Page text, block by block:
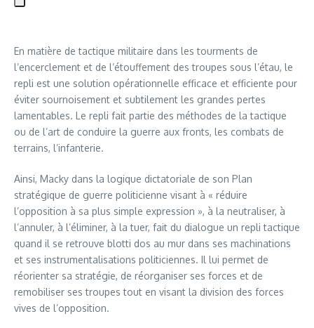
En matière de tactique militaire dans les tourments de
l’encerclement et de l’étouffement des troupes sous l’étau, le
repli est une solution opérationnelle efficace et efficiente pour
éviter sournoisement et subtilement les grandes pertes
lamentables. Le repli fait partie des méthodes de la tactique
ou de l’art de conduire la guerre aux fronts, les combats de
terrains, l’infanterie.
Ainsi, Macky dans la logique dictatoriale de son Plan
stratégique de guerre politicienne visant à « réduire
l’opposition à sa plus simple expression », à la neutraliser, à
l’annuler, à l’éliminer, à la tuer, fait du dialogue un repli tactique
quand il se retrouve blotti dos au mur dans ses machinations
et ses instrumentalisations politiciennes. Il lui permet de
réorienter sa stratégie, de réorganiser ses forces et de
remobiliser ses troupes tout en visant la division des forces
vives de l’opposition.